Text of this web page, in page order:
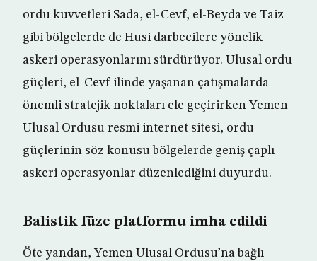
ordu kuvvetleri Sada, el-Cevf, el-Beyda ve Taiz
gibi bölgelerde de Husi darbecilere yönelik
askeri operasyonlarını sürdürüyor. Ulusal ordu
güçleri, el-Cevf ilinde yaşanan çatışmalarda
önemli stratejik noktaları ele geçirirken Yemen
Ulusal Ordusu resmi internet sitesi, ordu
güçlerinin söz konusu bölgelerde geniş çaplı
askeri operasyonlar düzenlediğini duyurdu.
Balistik füze platformu imha edildi
Öte yandan, Yemen Ulusal Ordusu’na bağlı